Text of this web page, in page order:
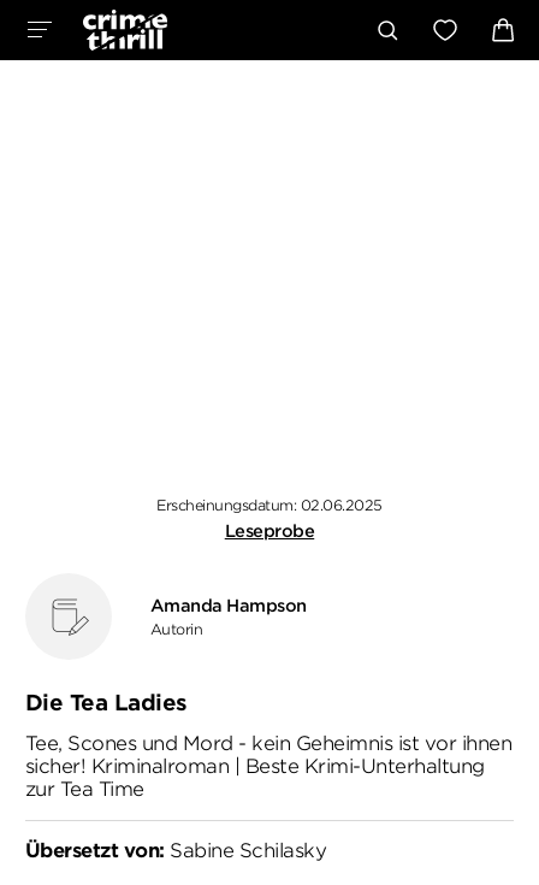
Erscheinungsdatum: 02.06.2025
Leseprobe
Amanda Hampson
Autorin
Die Tea Ladies
Tee, Scones und Mord - kein Geheimnis ist vor ihnen
sicher! Kriminalroman | Beste Krimi-Unterhaltung
zur Tea Time
Übersetzt von: Sabine Schilasky